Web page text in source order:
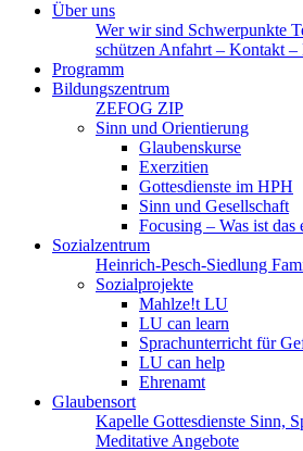
Über uns
Wer wir sind Schwerpunkte
schützen Anfahrt – Kontakt –
Programm
Bildungszentrum
ZEFOG ZIP
Sinn und Orientierung
Glaubenskurse
Exerzitien
Gottesdienste im HPH
Sinn und Gesellschaft
Focusing – Was ist das
Sozialzentrum
Heinrich-Pesch-Siedlung
Sozialprojekte
Mahlze!t LU
LU can learn
Sprachunterricht für
LU can help
Ehrenamt
Glaubensort
Kapelle Gottesdienste Sinn,
Meditative Angebote